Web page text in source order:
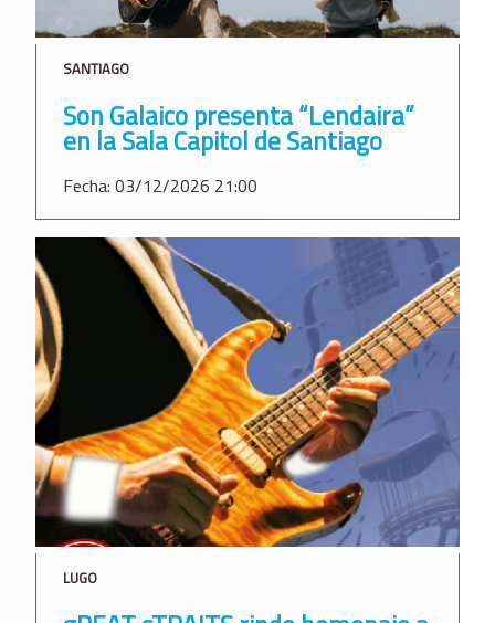
SANTIAGO
Son Galaico presenta “Lendaira”
en la Sala Capitol de Santiago
Fecha: 03/12/2026 21:00
LUGO